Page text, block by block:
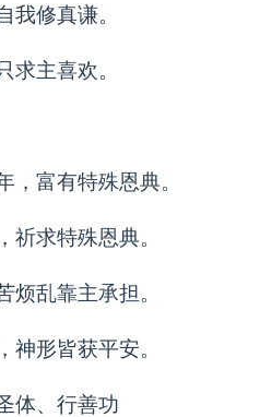
我修真谦。
求主喜欢。
，富有特殊恩典。
祈求特殊恩典。
烦乱靠主承担。
神形皆获平安。
体、行善功